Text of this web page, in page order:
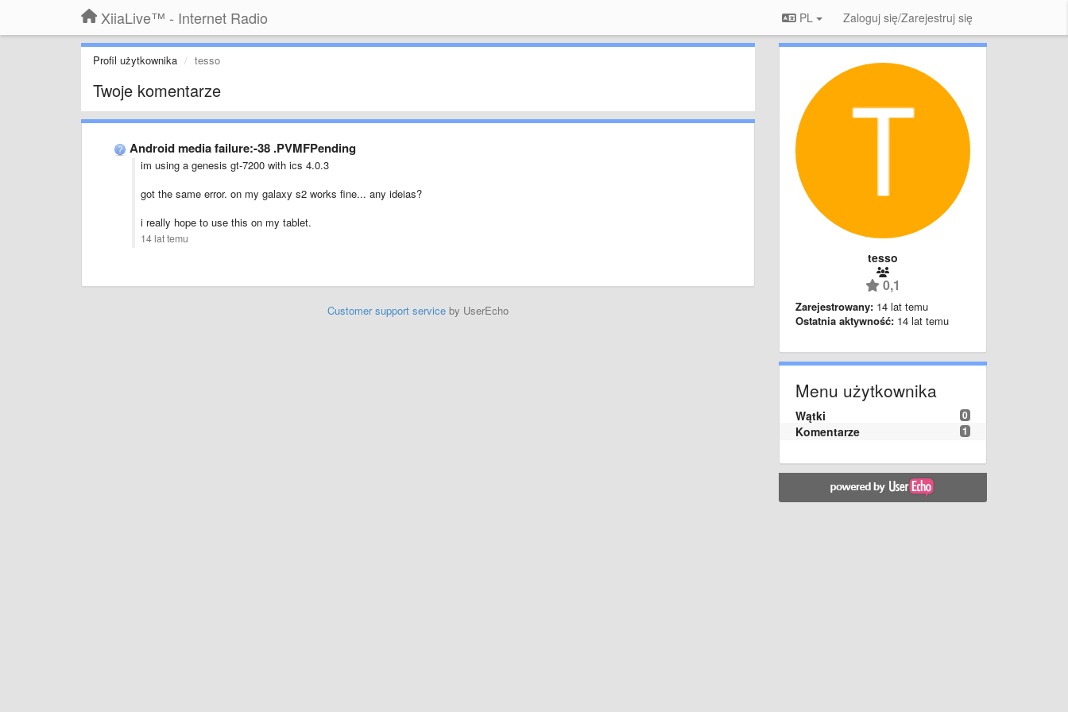
XiiaLive™ - Internet Radio PL Zaloguj się/Zarejestruj się
Profil użytkownika tesso
Twoje komentarze
Android media failure:-38 .PVMFPending
im using a genesis gt-7200 with ics 4.0.3
got the same error. on my galaxy s2 works fine... any ideias?
i really hope to use this on my tablet.
14 lat temu
Customer support serviceby UserEcho
tesso
0,1
Zarejestrowany: 14 lat temu
Ostatnia aktywność: 14 lat temu
Menu użytkownika
0
Wątki
1
Komentarze